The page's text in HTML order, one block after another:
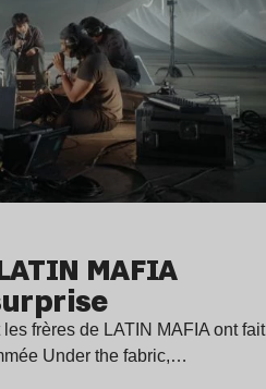
MAFIA
frères de LATIN MAFIA ont fait
Under the fabric,…